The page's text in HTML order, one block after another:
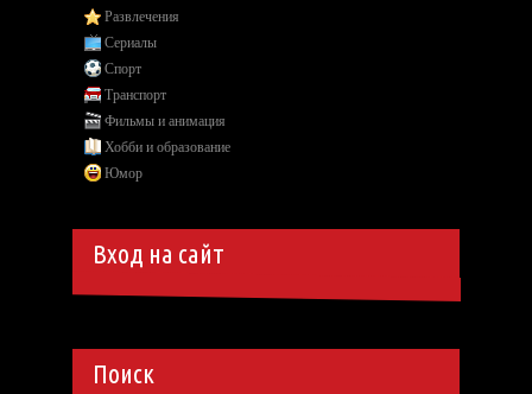
Развлечения
Сериалы
Спорт
Транспорт
Фильмы и анимация
Хобби и образование
Юмор
Вход на сайт
Поиск